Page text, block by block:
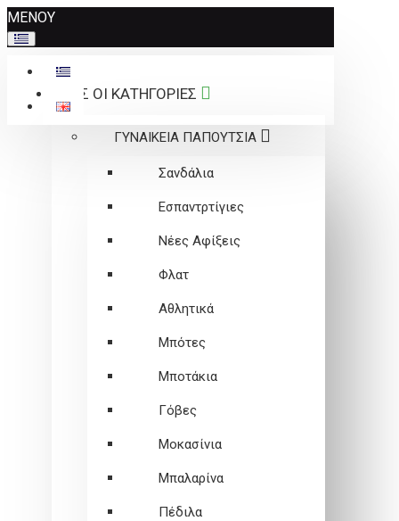
Σημείωση:
Αυτός
ο
ιστότοπος
περιλαμβάνει
ΜΕΝΟΥ
ΟΛΕΣ ΟΙ ΚΑΤΗΓΟΡΙΕΣ
ΓΥΝΑΙΚΕΙΑ ΠΑΠΟΥΤΣΙΑ
Σανδάλια
Εσπαντρτίγιες
Νέες Αφίξεις
Φλατ
Αθλητικά
Μπότες
Μποτάκια
Γόβες
Μοκασίνια
Μπαλαρίνα
Πέδιλα